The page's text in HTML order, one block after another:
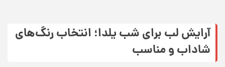
آرایش لب برای شب یلدا؛ انتخاب رنگ‌های
شاداب و مناسب